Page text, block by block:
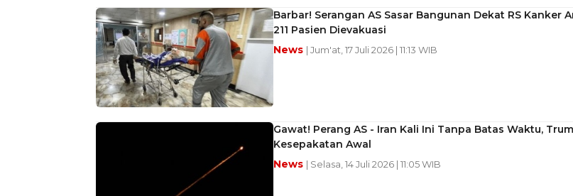
Barbar! Serangan AS Sasar Bangunan Dekat RS Kanker
211 Pasien Dievakuasi
News | Jum'at, 17 Juli 2026 | 11:13 WIB
Gawat! Perang AS - Iran Kali Ini Tanpa Batas Waktu,
Kesepakatan Awal
News | Selasa, 14 Juli 2026 | 11:05 WIB